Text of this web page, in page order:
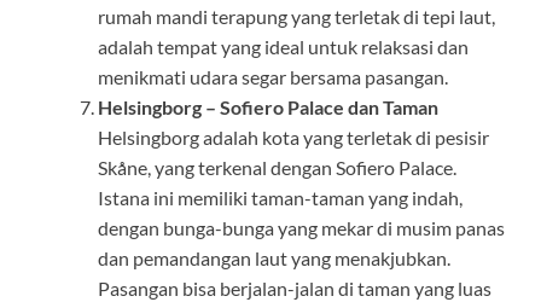
rumah mandi terapung yang terletak di tepi laut,
adalah tempat yang ideal untuk relaksasi dan
menikmati udara segar bersama pasangan.
Helsingborg – Sofiero Palace dan Taman
Helsingborg adalah kota yang terletak di pesisir
Skåne, yang terkenal dengan Sofiero Palace.
Istana ini memiliki taman-taman yang indah,
dengan bunga-bunga yang mekar di musim panas
dan pemandangan laut yang menakjubkan.
Pasangan bisa berjalan-jalan di taman yang luas